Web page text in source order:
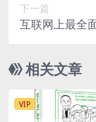
下一篇
互联网上最全
相关文章
VIP